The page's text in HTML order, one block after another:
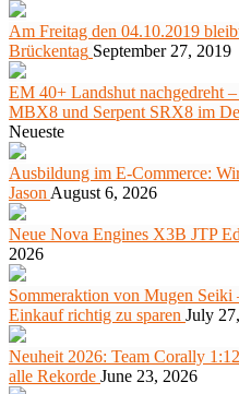
Am Freitag den 04.10.2019
Brückentag September 27, 2019
EM 40+ Landshut nachgedreht
MBX8 und Serpent SRX8 im
Neueste
Ausbildung im E-Commerce:
Jason August 6, 2026
Neue Nova Engines X3B JTP
2026
Sommeraktion von Mugen Seiki
Einkauf richtig zu sparen July
Neuheit 2026: Team Corally
alle Rekorde June 23, 2026